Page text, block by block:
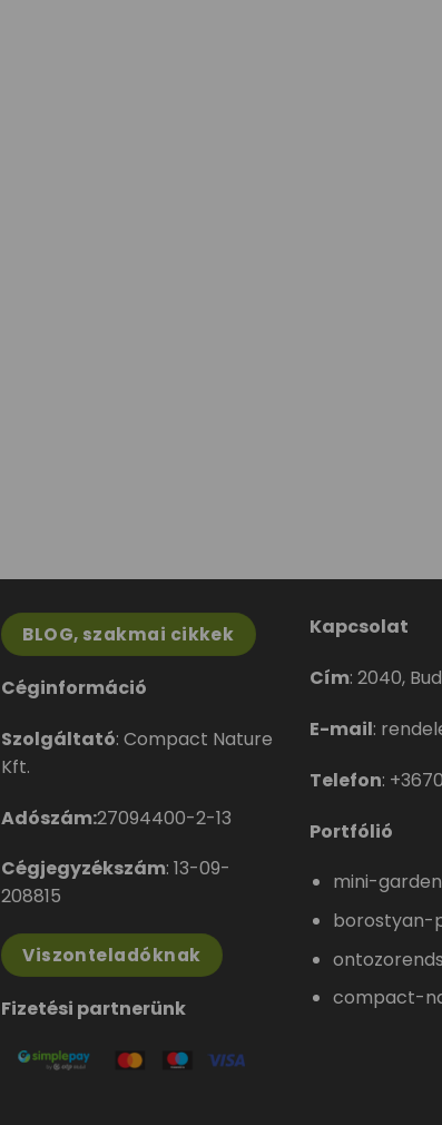
BLOG, szakmai cikkek
Céginformáció
Szolgáltató: Compact Nature
Kft.
Adószám:27094400-2-13
Cégjegyzékszám: 13-09-
208815
Viszonteladóknak
Fizetési partnerünk
Kapcsolat
Cím: 2040,
E-mail:
Telefon:
Portfólió
mini-
borostyan-
compact-